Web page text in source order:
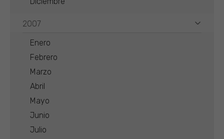
2007
Enero
Febrero
Marzo
Abril
Mayo
Junio
Julio